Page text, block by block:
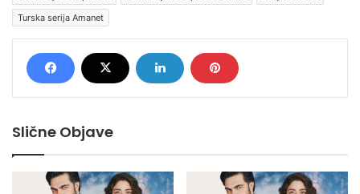
Turska serija Amanet
Slične Objave